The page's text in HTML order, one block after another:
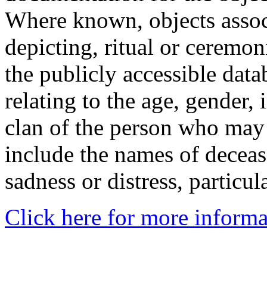
Where known, objects
depicting, ritual or
the publicly accessible
relating to the age,
clan of the person who
include the names of
sadness or distress,
Click here for more